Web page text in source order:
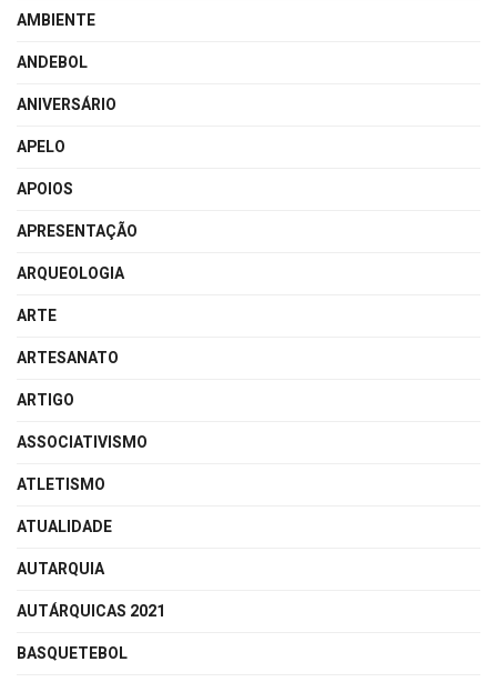
AMBIENTE
ANDEBOL
ANIVERSÁRIO
APELO
APOIOS
APRESENTAÇÃO
ARQUEOLOGIA
ARTE
ARTESANATO
ARTIGO
ASSOCIATIVISMO
ATLETISMO
ATUALIDADE
AUTARQUIA
AUTÁRQUICAS 2021
BASQUETEBOL